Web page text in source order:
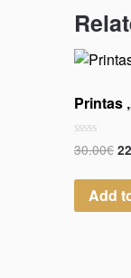
Printas
Rated
0
of
30.00€
Add